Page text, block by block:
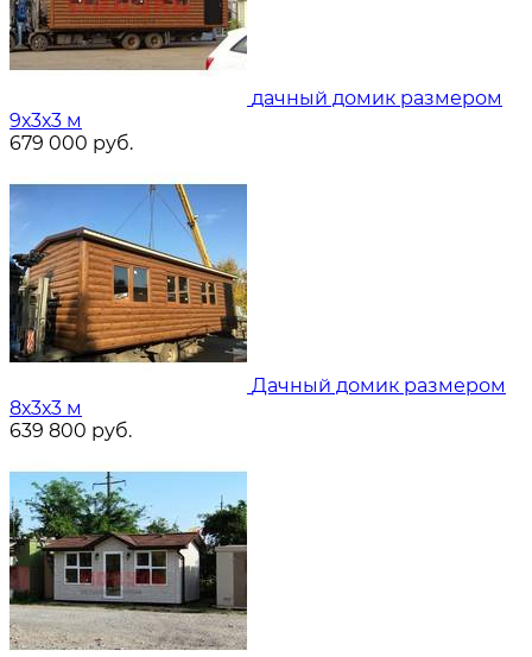
дачный домик размером
9х3х3 м
679 000 руб.
Дачный домик размером
8х3х3 м
639 800 руб.